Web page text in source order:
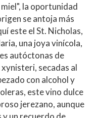
la oportunidad
se antoja más
este el St. Nicholas,
una joya vinícola,
autóctonas de
secadas al
con alcohol y
este vino dulce
jerezano, aunque